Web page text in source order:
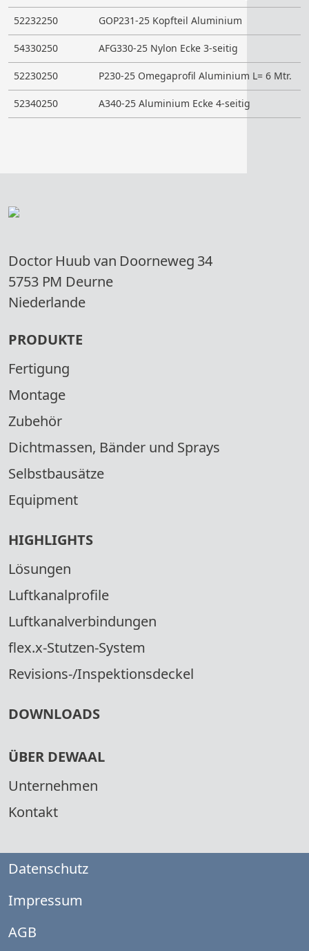
52232250 GOP231-25 Kopfteil Aluminium
54330250 AFG330-25 Nylon Ecke 3-seitig
52230250 P230-25 Omegaprofil Aluminium L= 6 Mtr.
52340250 A340-25 Aluminium Ecke 4-seitig
Doctor Huub van Doorneweg 34
5753 PM Deurne
Niederlande
PRODUKTE
Fertigung
Montage
Zubehör
Dichtmassen, Bänder und Sprays
Selbstbausätze
Equipment
HIGHLIGHTS
Lösungen
Luftkanalprofile
Luftkanalverbindungen
flex.x-Stutzen-System
Revisions-/Inspektionsdeckel
DOWNLOADS
ÜBER DEWAAL
Unternehmen
Kontakt
Datenschutz
Impressum
AGB